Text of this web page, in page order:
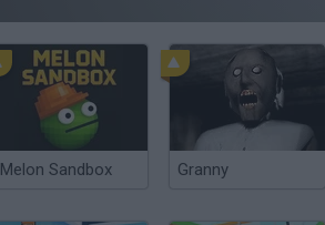
Melon Sandbox Granny